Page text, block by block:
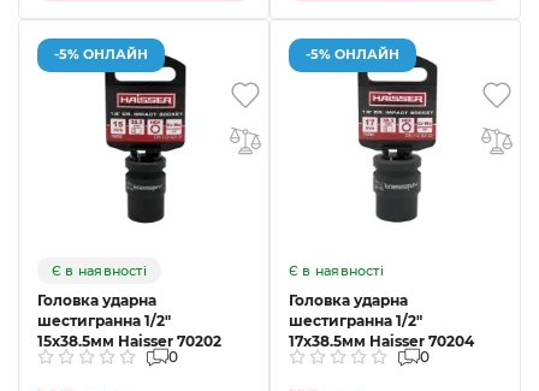
-5% ОНЛАЙН
Є в наявності
Головка ударна
шестигранна 1/2"
15x38.5мм Haisser 70202
0
-5% ОНЛАЙН
Є в наявності
Головка ударна
шестигранна 1/2"
17x38.5мм Haisser 70204
0